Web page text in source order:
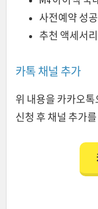
사전예약 성
추천 액세서리
카톡 채널 추가
위 내용을 카카오
신청 후 채널 추가